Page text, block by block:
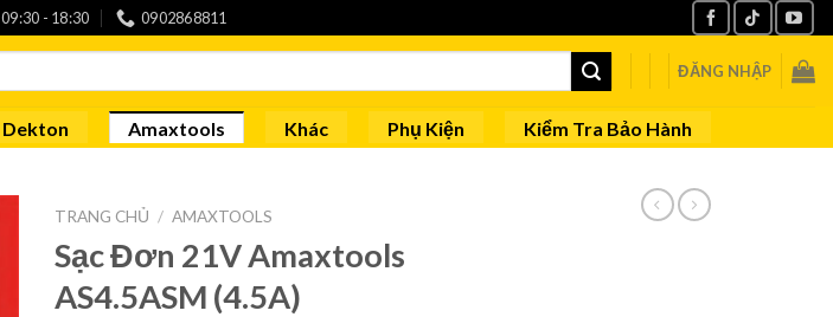
09:30 - 18:30 0902868811
ĐĂNG NHẬP
Dekton Amaxtools Khác Phụ Kiện Kiểm Tra Bảo Hành
TRANG CHỦ / AMAXTOOLS
Sạc Đơn 21V Amaxtools
AS4.5ASM (4.5A)